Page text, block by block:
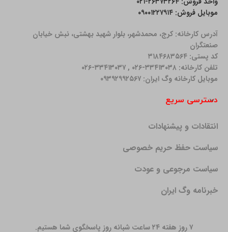
موبایل فروش: ۰۹۰۰۱۲۲۷۹۱۴
آدرس کارخانه: كرج، محمدشهر، بلوار شهید بهشتی، نبش خیابان
صنعتگران
کد پستی: ۳۱۸۴۶۸۳۵۶۴
تلفن کارخانه: ۳۳۴۱۳۰۳۸-۰۲۶ , ۳۳۴۱۳۰۳۷-۰۲۶
موبایل کارخانه وگ ایران: ۰۹۳۹۲۹۹۲۵۶۷
دسترسی سریع
انتقادات و پیشنهادات
سیاست حفظ حریم خصوصی
سیاست مرجوعی و عودت
خبرنامه وگ ایران
۷ روز هفته ۲۴ ساعت شبانه روز پاسخگوی شما هستیم.